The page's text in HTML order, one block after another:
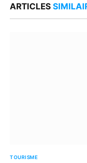
ARTICLES
TOURISME